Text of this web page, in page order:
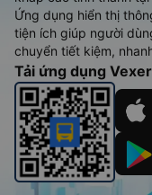
Ứng dụng hiển thị
tiện ích giúp người
chuyển tiết kiệm,
Tải ứng dụng